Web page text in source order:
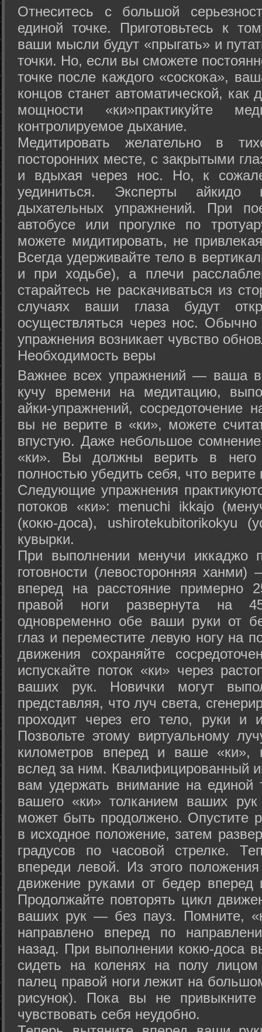
Отнеситесь с большой
единой точке. Приготовьтесь к
ваши мысли будут «прыгать» и
точки. Но, если вы сможете
точке после каждого «соскока»,
концов станет автоматической,
мощности «ки»практикуйте
контролируемое дыхание.
Медитировать желательно в
посторонних месте, с закрытыми
и вдыхая через нос. Но, к
уединиться. Эксперты айкидо
дыхательных упражнений. При
автобусе или прогулке по
можете мидитировать, не
Всегда удерживайте тело в
и при ходьбе), а плечи
старайтесь не раскачиваться из
случаях ваши глаза будут
осуществляться через нос. Обычно
упражнения возникает чувство
Необходимость веры
Важнее всех упражнений — ваша
кучу времени на медитацию,
айки-упражнений, сосредоточение
вы не верите в «ки», можете
впустую. Даже небольшое сомнение
«ки». Вы должны верить в
полностью убедить себя, что верите
Следующие упражнения
потоков «ки»: menuchi ikkajo
(кокю-доса), ushiro­tekubitori­kokyu
кувырки.
При выполнении менучи иккаджо
готовности (левосторонняя
вперед на расстояние примерно
правой ноги развернута на
одновременно обе ваши руки от
глаз и переместите левую ногу на
движения сохраняйте
испускайте поток «ки» через
ваших рук. Новички могут
представляя, что луч света,
проходит через его тело, руки и
Позвольте этому виртуальному
километров вперед и ваше «ки»,
вслед за ним. Квалифицированный
вам удержать внимание на единой
вашего «ки» толканием ваших
может быть продолжено. Опустите
в исходное положение, затем
градусов по часовой стрелке.
впереди левой. Из этого
движение руками от бедер вперед
Продолжайте повторять цикл
ваших рук — без пауз. Помните,
направлено вперед по
назад. При выполнении кокю-доса
сидеть на коленях на полу
палец правой ноги лежит на
рисунок). Пока вы не
чувствовать себя неудобно.